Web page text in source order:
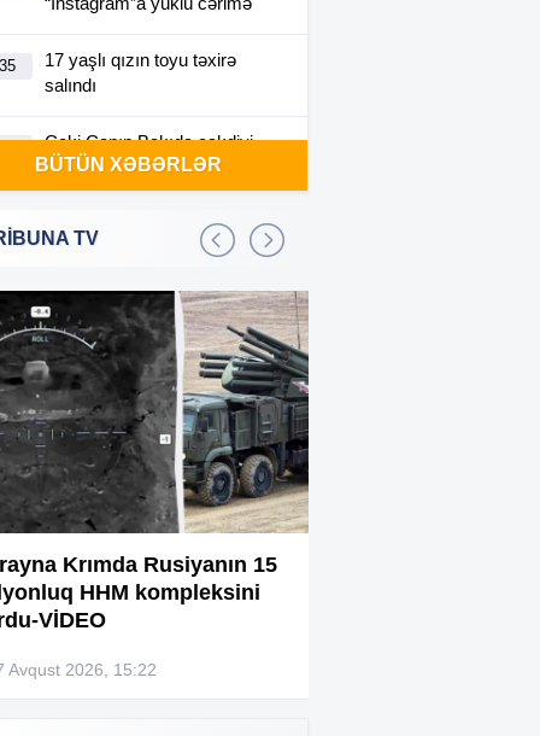
17 yaşlı qızın toyu təxirə
salındı
Ceki Çanın Bakıda çəkdiyi
filmə görə Azərbaycan 1
milyon dollar ödəyə bilər?
Bakıda 2,5 milyon manata
Sərdar Ortaç xəstəxanaya
yerləşdirilib?
Rüşvətdə təqsirləndirilən 3
vəzifəli şəxsin məhkəməsi
başlayır
“Həyat yoldaşın istəmirsə,
Kiberpolis əməliyyat keçirdi:
Xarici saytları ələ keçirən
BÜTÜN XƏBƏRLƏR
TV
Krımda Rusiyanın 15
HHM kompleksini
VİDEO
Avqust 2026, 15:22